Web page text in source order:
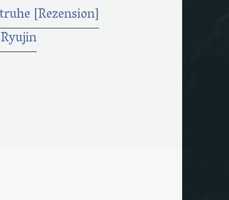
[Rezension]
Büchertruhe [Rezension] Stephan